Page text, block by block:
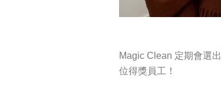
Magic Clean 定期會選出
位得獎員工！